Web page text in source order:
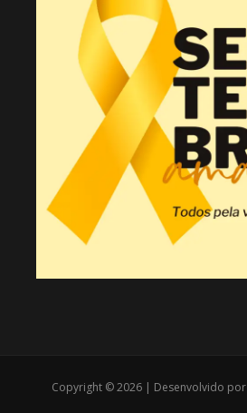
Copyright © 2026 | Desenvolvido por